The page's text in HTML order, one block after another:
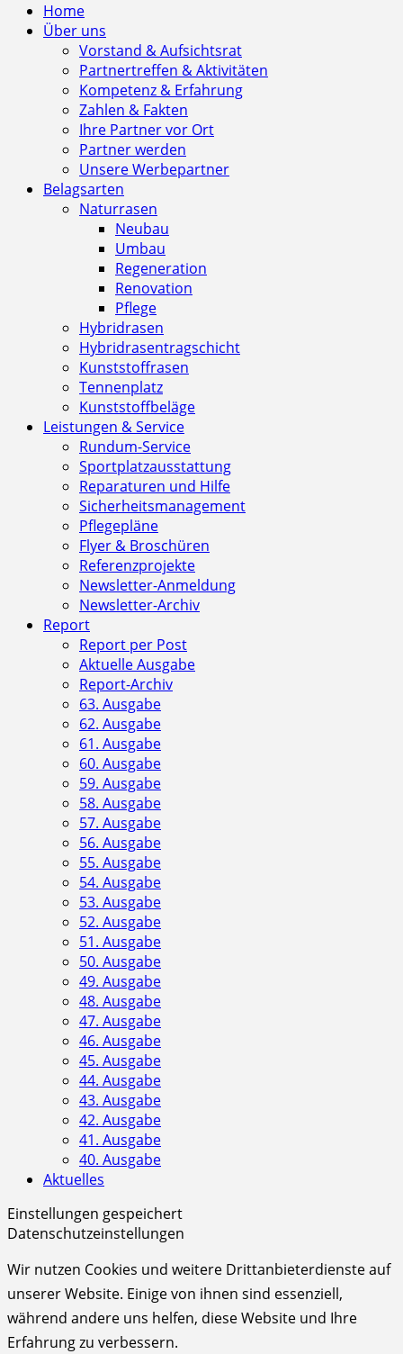
Home
Über uns
Vorstand & Aufsichtsrat
Partnertreffen & Aktivitäten
Kompetenz & Erfahrung
Zahlen & Fakten
Ihre Partner vor Ort
Partner werden
Unsere Werbepartner
Belagsarten
Naturrasen
Neubau
Umbau
Regeneration
Renovation
Pflege
Hybridrasen
Hybridrasentragschicht
Kunststoffrasen
Tennenplatz
Kunststoffbeläge
Leistungen & Service
Rundum-Service
Sportplatzausstattung
Reparaturen und Hilfe
Sicherheitsmanagement
Pflegepläne
Flyer & Broschüren
Referenzprojekte
Newsletter-Anmeldung
Newsletter-Archiv
Report
Report per Post
Aktuelle Ausgabe
Report-Archiv
63. Ausgabe
62. Ausgabe
61. Ausgabe
60. Ausgabe
59. Ausgabe
58. Ausgabe
57. Ausgabe
56. Ausgabe
55. Ausgabe
54. Ausgabe
53. Ausgabe
52. Ausgabe
51. Ausgabe
50. Ausgabe
49. Ausgabe
48. Ausgabe
47. Ausgabe
46. Ausgabe
45. Ausgabe
44. Ausgabe
43. Ausgabe
42. Ausgabe
41. Ausgabe
40. Ausgabe
Aktuelles
Einstellungen gespeichert
Datenschutzeinstellungen
Wir nutzen Cookies und weitere Drittanbieterdienste auf
unserer Website. Einige von ihnen sind essenziell,
während andere uns helfen, diese Website und Ihre
Erfahrung zu verbessern.